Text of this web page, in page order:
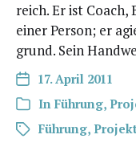
reich. Er ist
einer Per­son; er
grund. Sein
17. April 2011
In Führung,
Führung,